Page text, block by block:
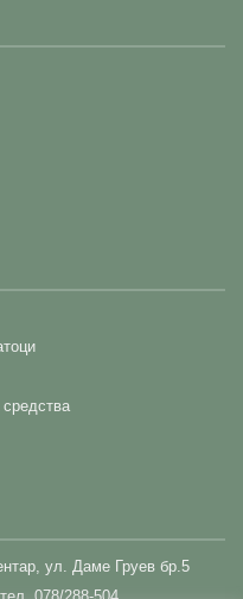
средства
ул. Даме Груев бр.5